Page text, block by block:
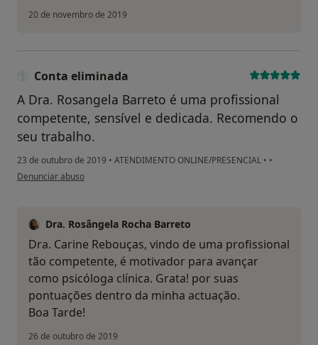
20 de novembro de 2019
Conta eliminada
A Dra. Rosangela Barreto é uma profissional
competente, sensível e dedicada. Recomendo o
seu trabalho.
23 de outubro de 2019 • ATENDIMENTO ONLINE/PRESENCIAL • •
na opinião do utilizador Conta eliminada
Denunciar abuso
Dra. Rosângela Rocha Barreto
Dra. Carine Rebouças, vindo de uma profissional
tão competente, é motivador para avançar
como psicóloga clínica. Grata! por suas
pontuações dentro da minha actuação.
Boa Tarde!
26 de outubro de 2019